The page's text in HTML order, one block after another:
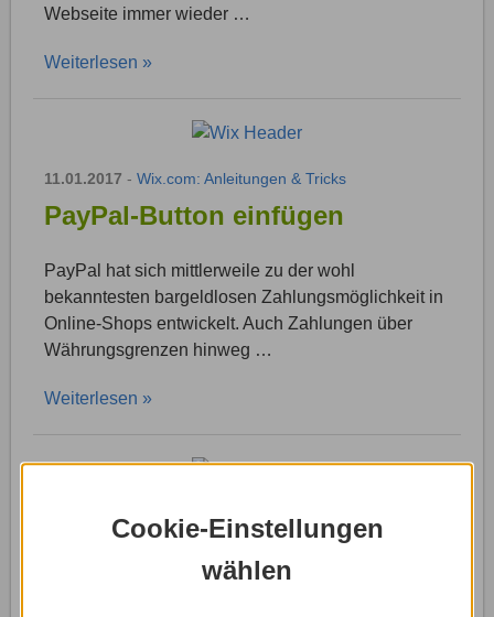
Cookie-Einstellungen
wählen
Webseite immer wieder …
Weiterlesen »
11.01.2017 - Wix.com: Anleitungen & Tricks
PayPal-Button einfügen
PayPal hat sich mittlerweile zu der wohl
bekanntesten bargeldlosen Zahlungsmöglichkeit in
Online-Shops entwickelt. Auch Zahlungen über
Währungsgrenzen hinweg …
Weiterlesen »
11.01.2017- Wix.com: Anleitungen & Tricks
Kontaktformular erstellen